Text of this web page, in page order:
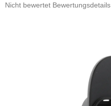
Die
Nicht bewertet Bewertungsdetails